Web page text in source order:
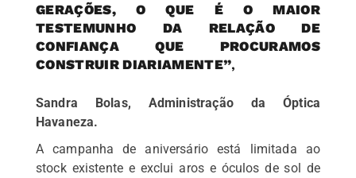
GERAÇÕES, O QUE É O MAIOR
TESTEMUNHO DA RELAÇÃO DE
CONFIANÇA QUE PROCURAMOS
CONSTRUIR DIARIAMENTE”,
Sandra Bolas, Administração da Óptica
Havaneza.
A campanha de aniversário está limitada ao
stock existente e exclui aros e óculos de sol de